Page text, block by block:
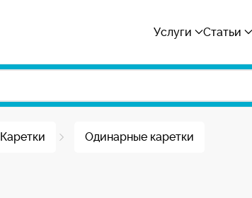
Услуги Статьи
Каретки Одинарные каретки